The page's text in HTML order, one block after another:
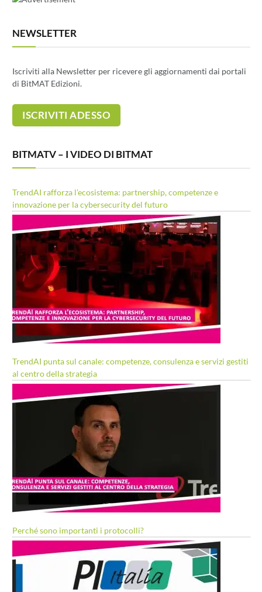
NEWSLETTER
Iscriviti alla Newsletter per ricevere gli aggiornamenti dai portali
di BitMAT Edizioni.
BITMATV – I VIDEO DI BITMAT
TrendAI rafforza l’ecosistema: partnership, competenze e
innovazione per la cybersecurity del futuro
TrendAI punta sul canale: competenze, consulenza e servizi gestiti
al centro della strategia
Perché sono importanti i protocolli?